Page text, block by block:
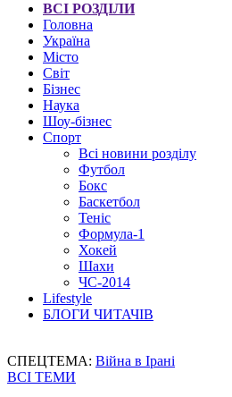
ВСІ РОЗДІЛИ
Головна
Україна
Місто
Світ
Бізнес
Наука
Шоу-бізнес
Спорт
Всі новини розділу
Футбол
Бокс
Баскетбол
Теніс
Формула-1
Хокей
Шахи
ЧС-2014
Lifestyle
БЛОГИ ЧИТАЧІВ
СПЕЦТЕМА: Війна в Ірані
ВСІ ТЕМИ